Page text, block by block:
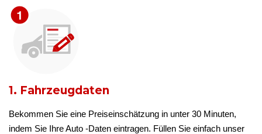
1. Fahrzeugdaten
Bekommen Sie eine Preiseinschätzung in unter 30 Minuten,
indem Sie Ihre Auto -Daten eintragen. Füllen Sie einfach unser